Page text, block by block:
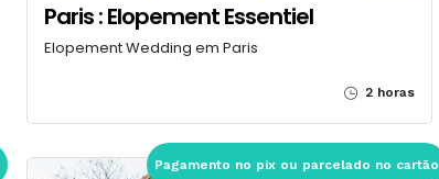
Paris : Elopement Essentiel
Elopement Wedding em Paris
2 horas
Pagamento no pix ou parcelado no cartão